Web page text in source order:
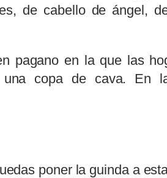
de cabello de ángel,
pagano en la que las
copa de cava. En
poner la guinda a